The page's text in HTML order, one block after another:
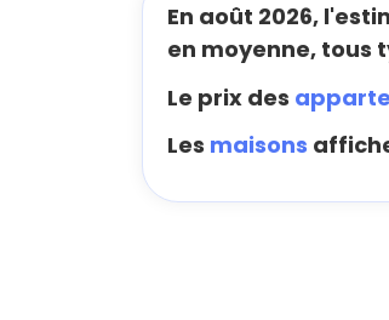
En août 2026,
en moyenne, tous
Le prix des
Les maisons